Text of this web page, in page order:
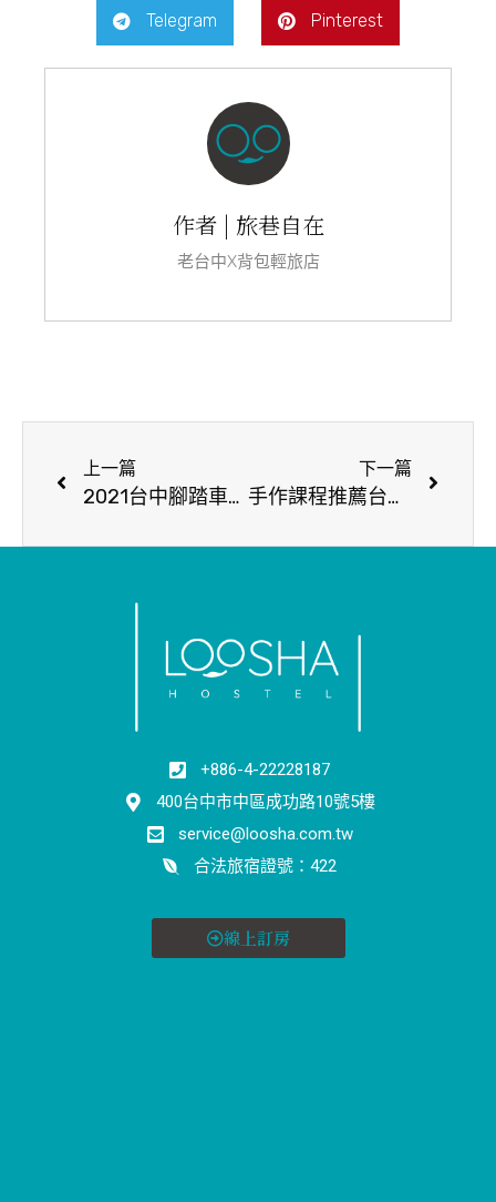
Telegram Pinterest
作者 | 旅巷自在
老台中X背包輕旅店
上一篇
2021台中腳踏車路線推薦｜單車族不可錯過7景點，在地人不藏私大公開！
下一篇
手作課程推薦台中｜旅巷手作教學，讓旅行變得更有意義！
+886-4-22228187
400台中市中區成功路10號5樓
service@loosha.com.tw
合法旅宿證號：422
線上訂房